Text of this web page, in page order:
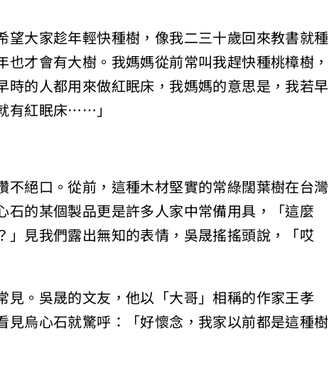
望大家趁年輕快種樹，像我二三十歲回來教書就種
才會有大樹。我媽媽從前常叫我趕快種桃樟樹，
的人都用來做紅眠床，我媽媽的意思是，我若早
有紅眠床……」
絕口。從前，這種木材堅實的常綠闊葉樹在台灣
的某個製品更是許多人家中常備用具，「這麼
見我們露出無知的表情，吳晟搖搖頭說，「哎
。吳晟的文友，他以「大哥」相稱的作家王孝
烏心石就驚呼：「好懷念，我家以前都是這種樹